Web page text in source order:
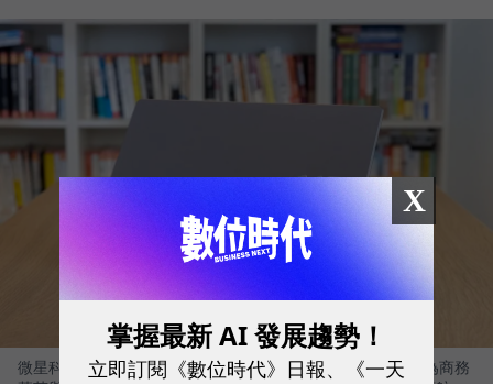
微星科技（MSI）最新推出的 Prestige 14 Flip AI+，正是專為商務
X
掌握最新 AI 發展趨勢！
立即訂閱《數位時代》日報、《一天